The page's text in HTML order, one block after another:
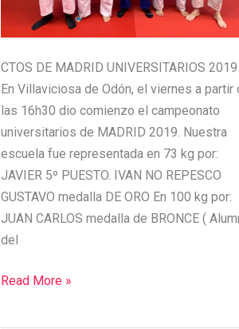
CTOS DE MADRID UNIVERSITARIOS
En Villaviciosa de Odón, el viernes a partir
las 16h30 dio comienzo el campeonato
universitarios de MADRID 2019. Nuestra
escuela fue representada en 73 kg por:
JAVIER 5º PUESTO. IVAN NO REPESCO
GUSTAVO medalla DE ORO En 100 kg por:
JUAN CARLOS medalla de BRONCE (
del
Read More »